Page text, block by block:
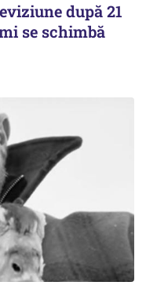
după 21
se schimbă